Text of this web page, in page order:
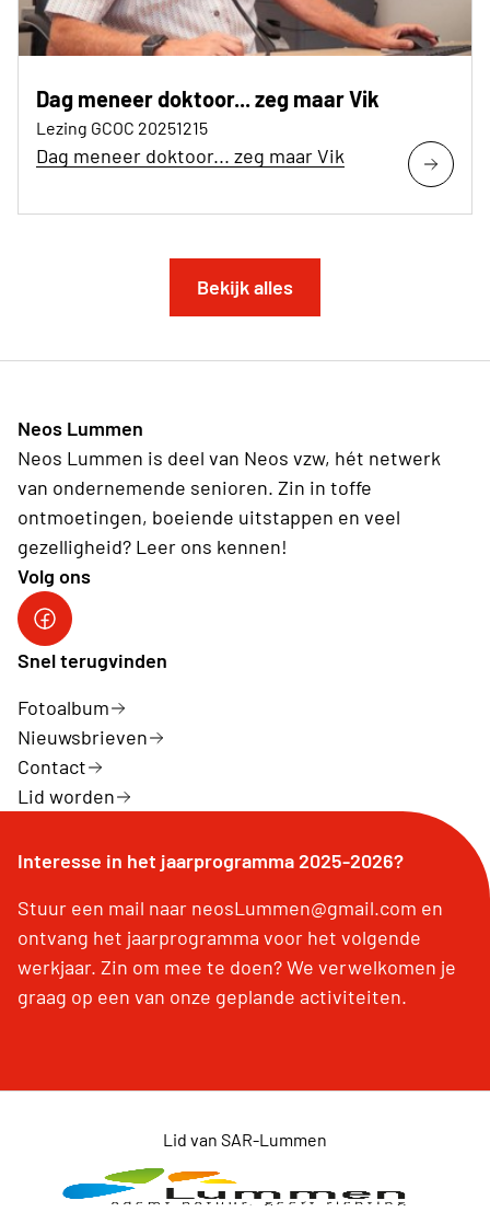
Dag meneer doktoor... zeg maar Vik
Lezing GCOC 20251215
Dag meneer doktoor... zeg maar Vik
Bekijk alles
Neos Lummen
Neos Lummen is deel van Neos vzw, hét netwerk
van ondernemende senioren. Zin in toffe
ontmoetingen, boeiende uitstappen en veel
gezelligheid? Leer ons kennen!
Volg ons
Snel terugvinden
Fotoalbum
Nieuwsbrieven
Contact
Lid worden
Interesse in het jaarprogramma 2025-2026?
Stuur een mail naar neosLummen@gmail.com en
ontvang het jaarprogramma voor het volgende
werkjaar. Zin om mee te doen? We verwelkomen je
graag op een van onze geplande activiteiten.
Lid van SAR-Lummen